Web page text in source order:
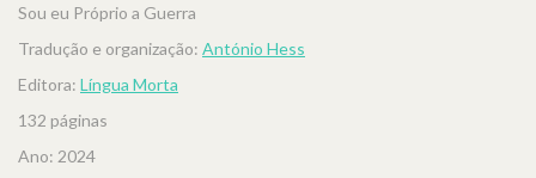
Sou eu Próprio a Guerra
Tradução e organização: António Hess
Editora: Língua Morta
132 páginas
Ano: 2024